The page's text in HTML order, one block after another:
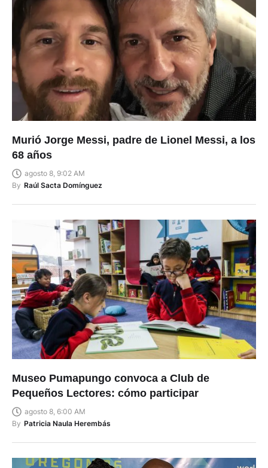
Murió Jorge Messi, padre de Lionel Messi, a los
68 años
agosto 8, 9:02 AM
By Raúl Sacta Domínguez
Museo Pumapungo convoca a Club de
Pequeños Lectores: cómo participar
agosto 8, 6:00 AM
By Patricia Naula Herembás